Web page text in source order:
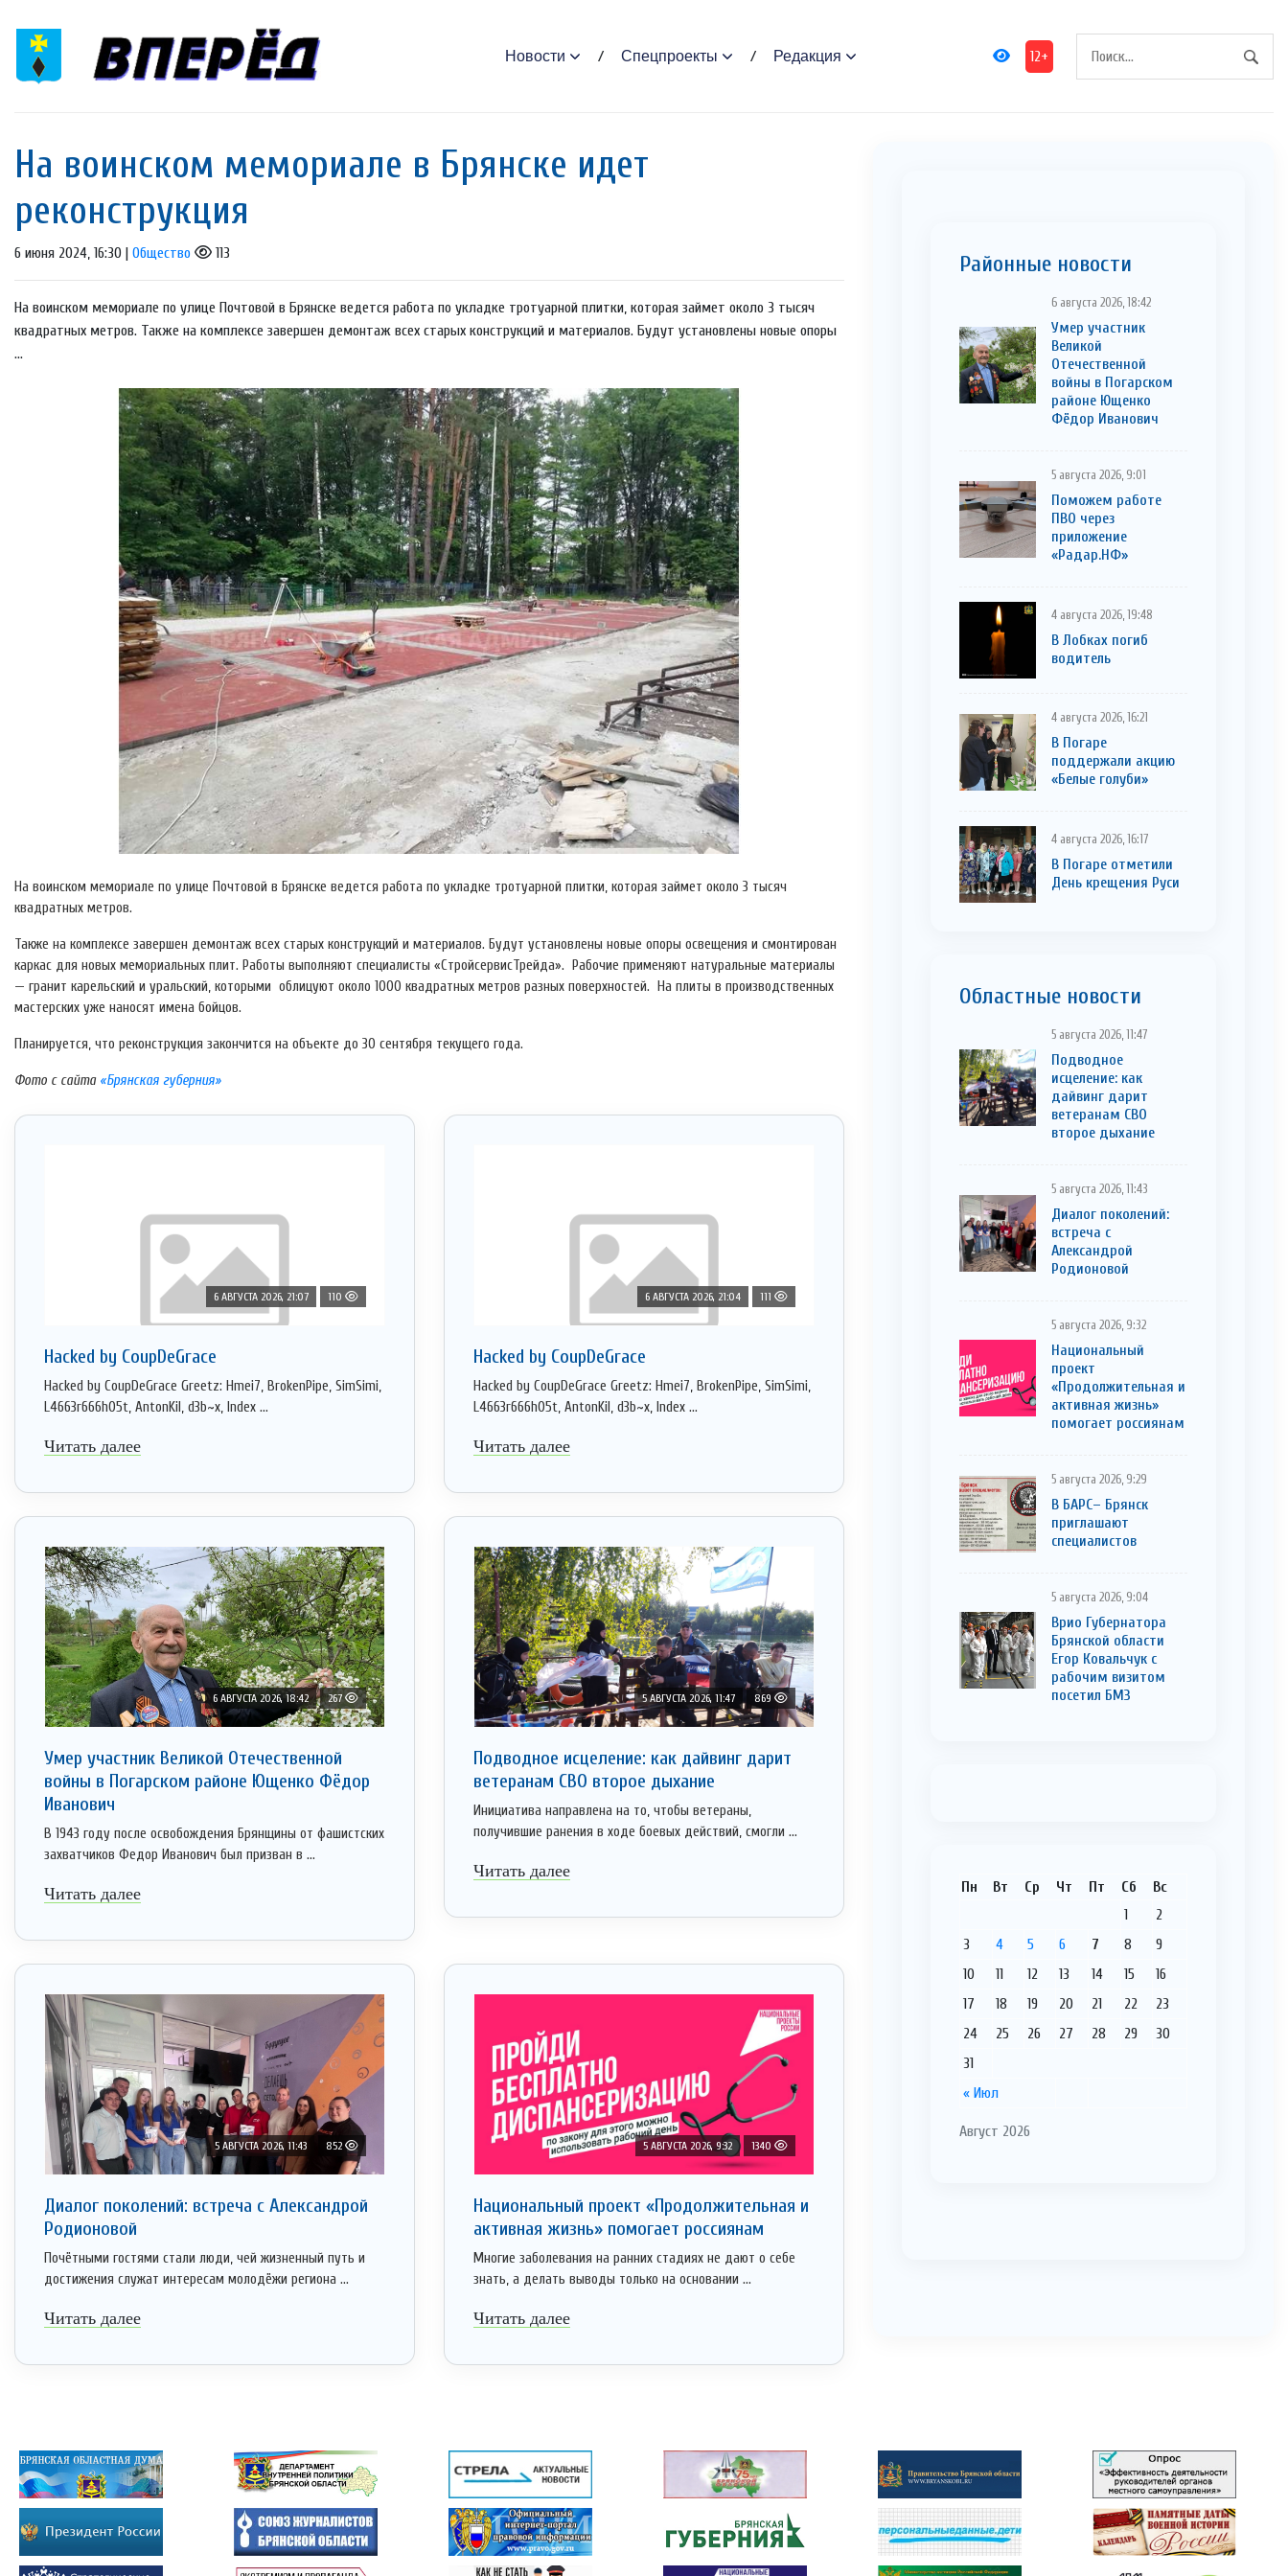
Новости Спецпроекты Редакция 12+
На воинском мемориале в Брянске идет
реконструкция
6 июня 2024, 16:30 | Общество 113
На воинском мемориале по улице Почтовой в Брянске ведется работа по укладке тротуарной плитки, которая займет около 3 тысяч
квадратных метров. Также на комплексе завершен демонтаж всех старых конструкций и материалов. Будут установлены новые опоры
...
На воинском мемориале по улице Почтовой в Брянске ведется работа по укладке тротуарной плитки, которая займет около 3 тысяч
квадратных метров.
Также на комплексе завершен демонтаж всех старых конструкций и материалов. Будут установлены новые опоры освещения и смонтирован
каркас для новых мемориальных плит. Работы выполняют специалисты «СтройсервисТрейда». Рабочие применяют натуральные материалы
— гранит карельский и уральский, которыми облицуют около 1000 квадратных метров разных поверхностей. На плиты в производственных
мастерских уже наносят имена бойцов.
Планируется, что реконструкция закончится на объекте до 30 сентября текущего года.
Фото с сайта«Брянская губерния»
6 АВГУСТА 2026, 21:07 110
Hacked by CoupDeGrace
Hacked by CoupDeGrace Greetz: Hmei7, BrokenPipe, SimSimi,
L4663r666h05t, AntonKil, d3b~x, Index ...
Читать далее
6 АВГУСТА 2026, 21:04 111
Hacked by CoupDeGrace
Hacked by CoupDeGrace Greetz: Hmei7, BrokenPipe, SimSimi,
L4663r666h05t, AntonKil, d3b~x, Index ...
Читать далее
6 АВГУСТА 2026, 18:42 267
Умер участник Великой Отечественной
войны в Погарском районе Ющенко Фёдор
Иванович
В 1943 году после освобождения Брянщины от фашистских
захватчиков Федор Иванович был призван в ...
Читать далее
5 АВГУСТА 2026, 11:47 869
Подводное исцеление: как дайвинг дарит
ветеранам СВО второе дыхание
Инициатива направлена на то, чтобы ветераны,
получившие ранения в ходе боевых действий, смогли ...
Читать далее
5 АВГУСТА 2026, 11:43 852
Диалог поколений: встреча с Александрой
Родионовой
Почётными гостями стали люди, чей жизненный путь и
достижения служат интересам молодёжи региона ...
Читать далее
5 АВГУСТА 2026, 9:32 1340
Национальный проект «Продолжительная и
активная жизнь» помогает россиянам
Многие заболевания на ранних стадиях не дают о себе
знать, а делать выводы только на основании ...
Читать далее
Районные новости
6 августа 2026, 18:42
Умер участник
Великой
Отечественной
войны в Погарском
районе Ющенко
Фёдор Иванович
5 августа 2026, 9:01
Поможем работе
ПВО через
приложение
«Радар.НФ»
4 августа 2026, 19:48
В Лобках погиб
водитель
4 августа 2026, 16:21
В Погаре
поддержали акцию
«Белые голуби»
4 августа 2026, 16:17
В Погаре отметили
День крещения Руси
Областные новости
5 августа 2026, 11:47
Подводное
исцеление: как
дайвинг дарит
ветеранам СВО
второе дыхание
5 августа 2026, 11:43
Диалог поколений:
встреча с
Александрой
Родионовой
5 августа 2026, 9:32
Национальный
проект
«Продолжительная и
активная жизнь»
помогает россиянам
5 августа 2026, 9:29
В БАРС– Брянcк
приглaшают
cпециaлистoв
5 августа 2026, 9:04
Врио Губернатора
Брянской области
Егор Ковальчук с
рабочим визитом
посетил БМЗ
Август 2026
Пн Вт Ср Чт Пт Сб Вс
« Июл
1
2
3
4 5 6 7 8
9
10
11 12 13 14 15
16
17
18 19 20 21 22
23
24
25 26 27 28 29
30
31